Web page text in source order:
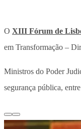
O XIII Fórum de
em Transformação –
Ministros do Poder
segurança pública,